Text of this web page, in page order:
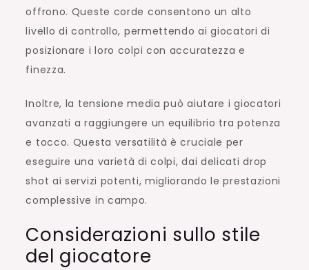
offrono. Queste corde consentono un alto
livello di controllo, permettendo ai giocatori di
posizionare i loro colpi con accuratezza e
finezza.
Inoltre, la tensione media può aiutare i giocatori
avanzati a raggiungere un equilibrio tra potenza
e tocco. Questa versatilità è cruciale per
eseguire una varietà di colpi, dai delicati drop
shot ai servizi potenti, migliorando le prestazioni
complessive in campo.
Considerazioni sullo stile
del giocatore